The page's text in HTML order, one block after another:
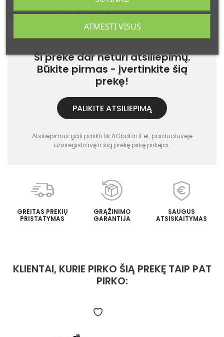
Atsiliepimų: 0
Ši prekė dar neturi atsiliepimų.
Būkite pirmas - įvertinkite šią
prekę!
PALIKITE ATSILIEPIMĄ
Atsiliepimus gali palikti tik AGbatai.lt el. parduotuvėje
užsiregistravę ir šią prekę pirkę pirkėjai.
GREITAS PREKIŲ
PRISTATYMAS
GRĄŽINIMO
GARANTIJA
SAUGUS
ATSISKAITYMAS
KLIENTAI, KURIE PIRKO ŠIĄ PREKĘ TAIP PAT
PIRKO:
ATMESTI VISUS